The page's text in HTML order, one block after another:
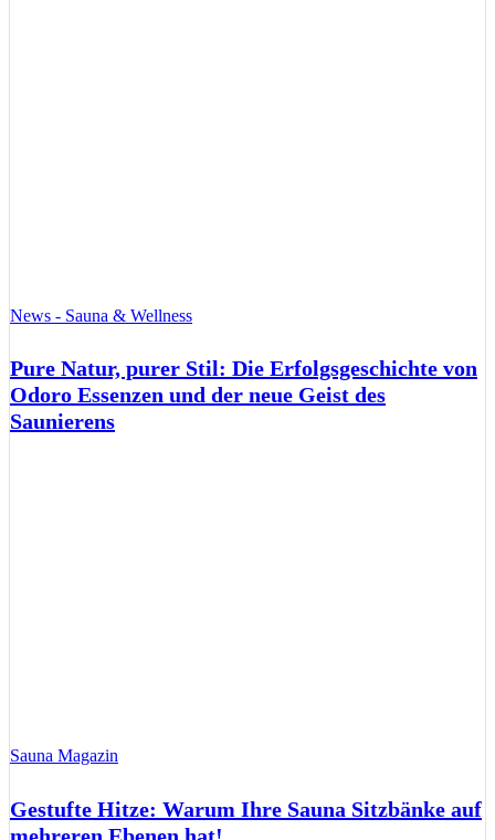
News - Sauna & Wellness
Pure Natur, purer Stil: Die Erfolgsgeschichte von
Odoro Essenzen und der neue Geist des
Saunierens
Sauna Magazin
Gestufte Hitze: Warum Ihre Sauna Sitzbänke auf
mehreren Ebenen hat!